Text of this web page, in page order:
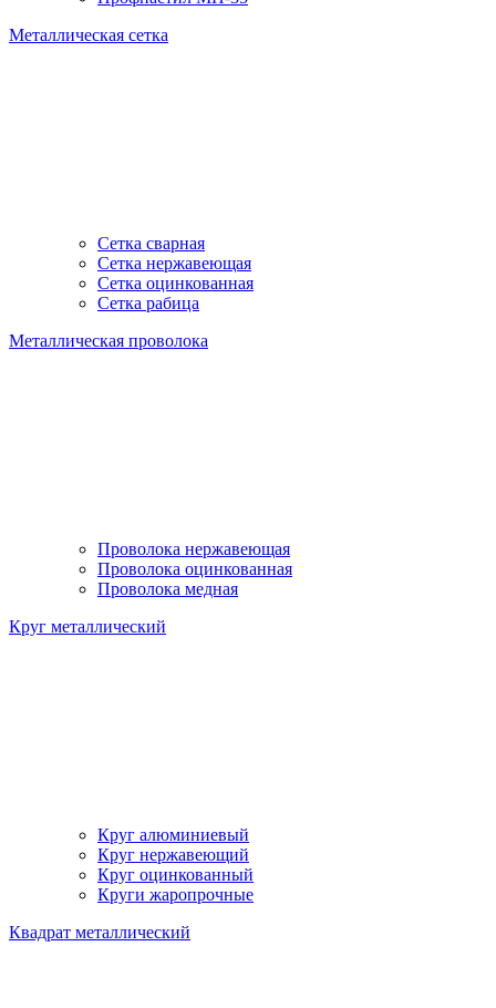
Металлическая сетка
Сетка сварная
Сетка нержавеющая
Сетка оцинкованная
Сетка рабица
Металлическая проволока
Проволока нержавеющая
Проволока оцинкованная
Проволока медная
Круг металлический
Круг алюминиевый
Круг нержавеющий
Круг оцинкованный
Круги жаропрочные
Квадрат металлический